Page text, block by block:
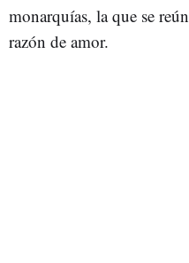
monarquías, la que se
razón de amor.